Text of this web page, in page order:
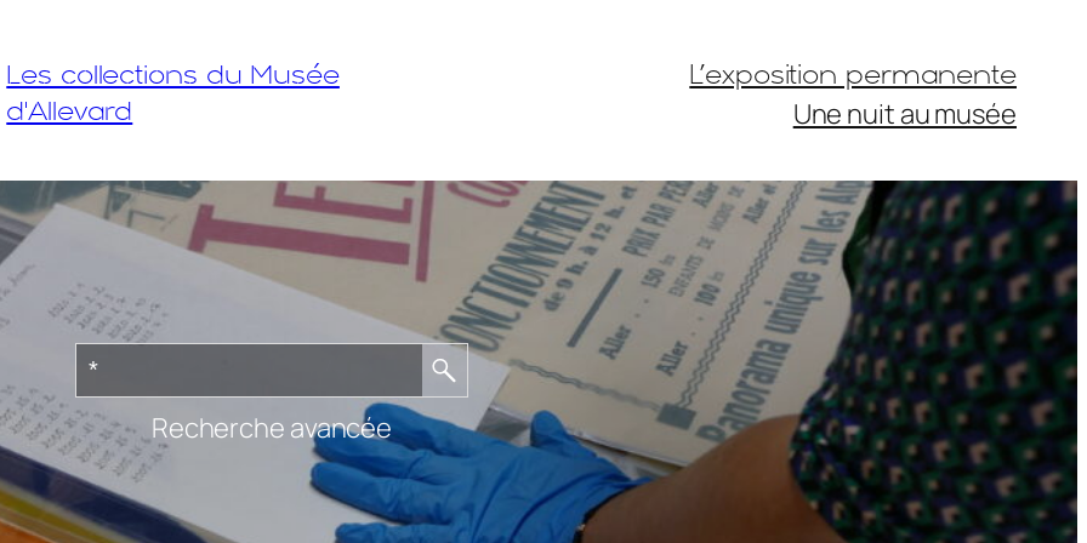
Les collections du Musée
d'Allevard
L’exposition permanente
Une nuit au musée
Recherche avancée